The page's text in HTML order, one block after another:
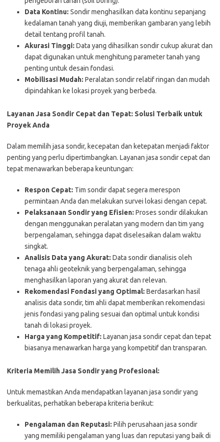
Data Kontinu: Sondir menghasilkan data kontinu sepanjang
kedalaman tanah yang diuji, memberikan gambaran yang lebih
detail tentang profil tanah.
Akurasi Tinggi: Data yang dihasilkan sondir cukup akurat dan
dapat digunakan untuk menghitung parameter tanah yang
penting untuk desain fondasi.
Mobilisasi Mudah: Peralatan sondir relatif ringan dan mudah
dipindahkan ke lokasi proyek yang berbeda.
Layanan Jasa Sondir Cepat dan Tepat: Solusi Terbaik untuk
Proyek Anda
Dalam memilih jasa sondir, kecepatan dan ketepatan menjadi faktor
penting yang perlu dipertimbangkan. Layanan jasa sondir cepat dan
tepat menawarkan beberapa keuntungan:
Respon Cepat: Tim sondir dapat segera merespon
permintaan Anda dan melakukan survei lokasi dengan cepat.
Pelaksanaan Sondir yang Efisien: Proses sondir dilakukan
dengan menggunakan peralatan yang modern dan tim yang
berpengalaman, sehingga dapat diselesaikan dalam waktu
singkat.
Analisis Data yang Akurat: Data sondir dianalisis oleh
tenaga ahli geoteknik yang berpengalaman, sehingga
menghasilkan laporan yang akurat dan relevan.
Rekomendasi Fondasi yang Optimal: Berdasarkan hasil
analisis data sondir, tim ahli dapat memberikan rekomendasi
jenis fondasi yang paling sesuai dan optimal untuk kondisi
tanah di lokasi proyek.
Harga yang Kompetitif: Layanan jasa sondir cepat dan tepat
biasanya menawarkan harga yang kompetitif dan transparan.
Kriteria Memilih Jasa Sondir yang Profesional:
Untuk memastikan Anda mendapatkan layanan jasa sondir yang
berkualitas, perhatikan beberapa kriteria berikut:
Pengalaman dan Reputasi: Pilih perusahaan jasa sondir
yang memiliki pengalaman yang luas dan reputasi yang baik di